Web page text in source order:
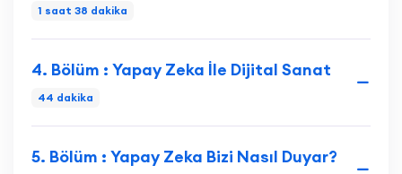
1 saat 38 dakika
4. Bölüm : Yapay Zeka İle Dijital Sanat
44 dakika
5. Bölüm : Yapay Zeka Bizi Nasıl Duyar?